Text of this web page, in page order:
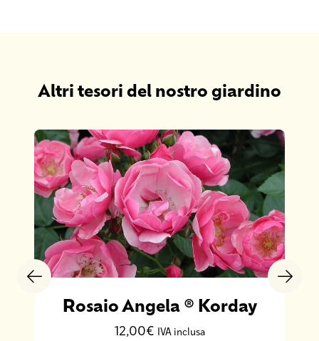
Altri tesori del nostro giardino
Rosaio Angela ® Korday
12,00€ IVA inclusa